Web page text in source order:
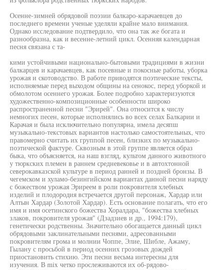
Осенне-зимней обрядовой поэзии балкаро-карачаевцев до
последнего времени ученые уделяли крайне мало внимания.
Однако исследование подтвердило, что она так же богата и
разнообразна, как и весенне-летний цикл. Осенняя календарная
песня связана с та-
кими устойчивыми национально-бытовыми традициями в жизни
балкарцев и карачаевцев, как посевные и покосные работы, уборка
урожая и скотоводство. В работе приводятся поэтические тексты,
исполняемые перед выходом общины на сенокос, перед уборкой и
обмолотом осеннего урожая. Более подробно характеризуются
художественно-композиционные особенности широко
распространенной песни "Эрирей". Она относится к числу
немногих песен, которые исполнялись во всех селах Балкарии и
Карачая и была исключительно популярна, имела десяпш
музыкально-текстовых вариантов настолько самостоятельных, что
правомерно считать их группой песен, близких по музыкально-
поэтической фактуре. Сквозным в этой группе является образ
быка, что объясняется, на наш взгляд, культом данного животного
у тюркских племен в раннем средневековье и в автохтонной
северокавказской культуре в период ранней и поздней бронзы. В
чегемском и хуламо-безингийском вариантах данной песни наряду
с божеством урожая Эриреем в роли покровителя хлебных
изделий и плодородия встречается другой персонаж, Хардар или
Алтын Хардар (Золотой Хардар). Есть основание полагать, что его
имя и имя осетинского божества Хоралдара, "божества хлебных
злаков, покровителя урожая" (Дзадзиев и др., 1994:179),
генетически родственны. Значительно обогащается данный цикл
обрядовыми заклинательными песнями, адресованными
покровителям грома и молнии Чоппе, Элие, Шибле, Ажаму,
Гылану с просьбой в период осенних грозовых дождей
приостановить стихию. Эти песни весьма интересны для
изучения. В mix четко прослеживаются их об-рядово-